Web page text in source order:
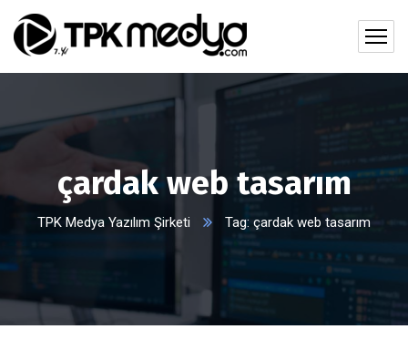
çardak web tasarım
TPK Medya Yazılım Şirketi Tag: çardak web tasarım